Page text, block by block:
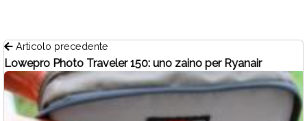
Articolo precedente
Lowepro Photo Traveler 150: uno zaino per Ryanair